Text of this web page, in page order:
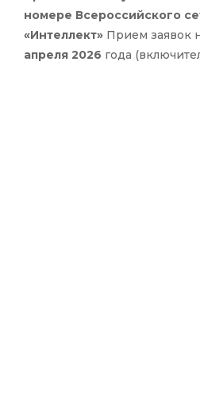
номере Всероссийского
«Интеллект» Прием заявок
апреля 2026 года